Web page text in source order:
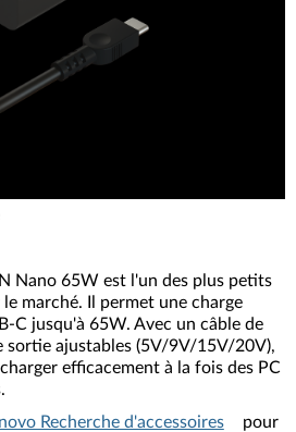
Nano 65W est l'un des plus petits
marché. Il permet une charge
C jusqu'à 65W. Avec un câble de
sortie ajustables (5V/9V/15V/20V),
efficacement à la fois des PC
Recherche d'accessoires
pour